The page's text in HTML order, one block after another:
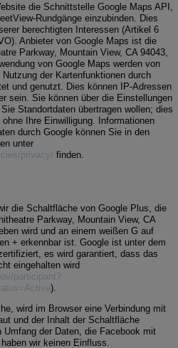
die Schnittstelle Google Maps API,
Rundgänge einzubinden. Dies
berechtigten Interessen (Artikel 6
Anbieter von Google Maps ist die
Parkway, Mountain View, CA 94043,
von Google Maps werden von
der Kartenfunktionen durch
und genutzt. Dies können IP-Adressen
sein. Sie können über die Einstellungen
Standortdaten übertragen wollen; dies
Ihre Einwilligung. Informationen
durch Google können Sie in den
unter
privacy/ finden.
die Schaltfläche von Google Plus, die
Parkway, Mountain View, CA
wird und an einem weißen G auf
+ erkennbar ist. Google ist unter dem
es wird garantiert, dass das
eingehalten wird
participant?
).
wird im Browser eine Verbindung mit
und der Inhalt der Schaltfläche
der Daten, die Facebook mit
wir keinen Einfluss.